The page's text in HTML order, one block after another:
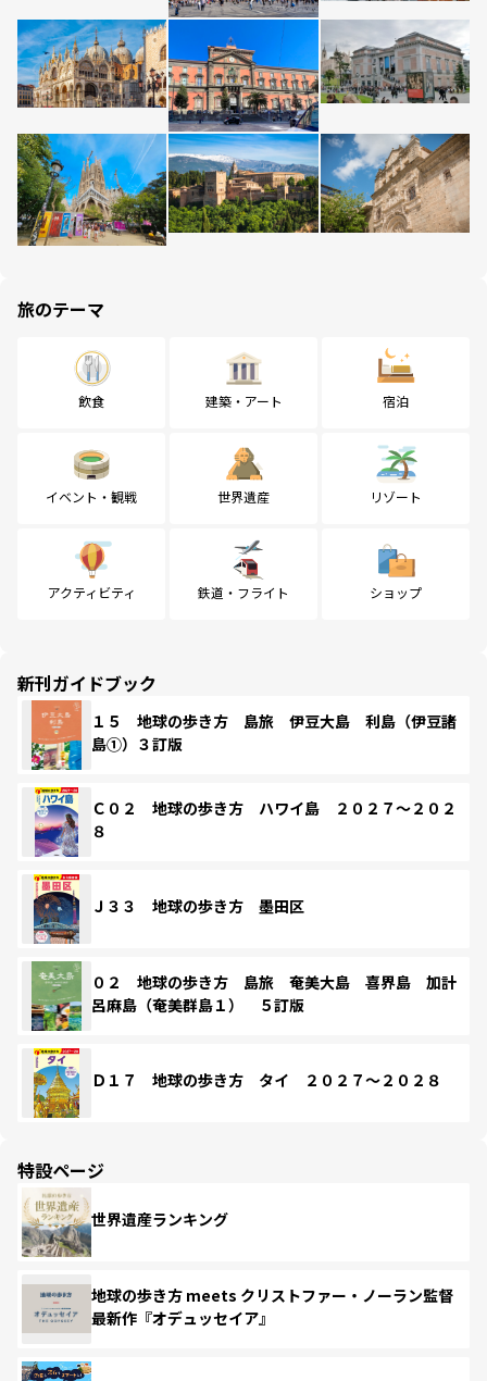
旅のテーマ
飲食 建築・アート 宿泊
イベント・観戦 世界遺産 リゾート
アクティビティ 鉄道・フライト ショップ
新刊ガイドブック
１５ 地球の歩き方 島旅 伊豆大島 利島（伊豆諸
島①）３訂版
Ｃ０２ 地球の歩き方 ハワイ島 ２０２７～２０２
８
Ｊ３３ 地球の歩き方 墨田区
０２ 地球の歩き方 島旅 奄美大島 喜界島 加計
呂麻島（奄美群島１） ５訂版
Ｄ１７ 地球の歩き方 タイ ２０２７～２０２８
特設ページ
世界遺産ランキング
地球の歩き方 meets クリストファー・ノーラン監督
最新作『オデュッセイア』